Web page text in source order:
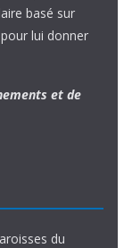
basé sur
lui donner
et de
du